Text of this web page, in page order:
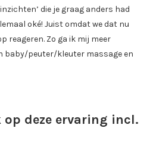
die je graag anders had
oké! Juist omdat we dat nu
reageren. Zo ga ik mij meer
baby/peuter/kleuter massage en
deze ervaring incl.